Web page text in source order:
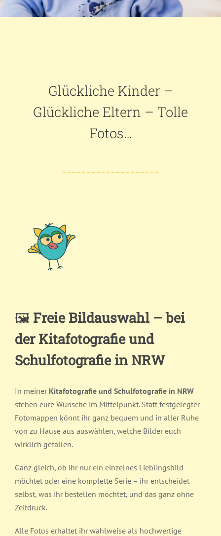
Glückliche Kinder –
Glückliche Eltern – Tolle
Fotos…
🖼️ Freie Bildauswahl – bei
der Kitafotografie und
Schulfotografie in NRW
In meiner Kitafotografie und Schulfotografie in NRW
stehen eure Wünsche im Mittelpunkt. Statt festgelegter
Fotomappen könnt ihr ganz bequem und in aller Ruhe
von zu Hause aus auswählen, welche Bilder euch
wirklich gefallen.
Ganz gleich, ob ihr nur ein einzelnes Lieblingsbild
möchtet oder eine komplette Serie – ihr entscheidet
selbst, was ihr bestellen möchtet, und das ganz ohne
Zeitdruck.
Alle Fotos erhaltet ihr wahlweise als hochwertige